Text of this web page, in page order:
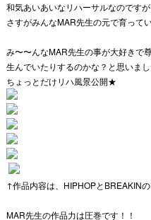
和気あいあいなリハーサルなのです
さすがみんなMAR先生の元で育って
み〜〜んなMAR先生の事が大好きで
生んでいたりするのかな？と思いま
ちょっとだけリハ風景公開★
↑作品内容は、HIPHOPとBREAKIN
MAR先生の作品力は圧巻です！！